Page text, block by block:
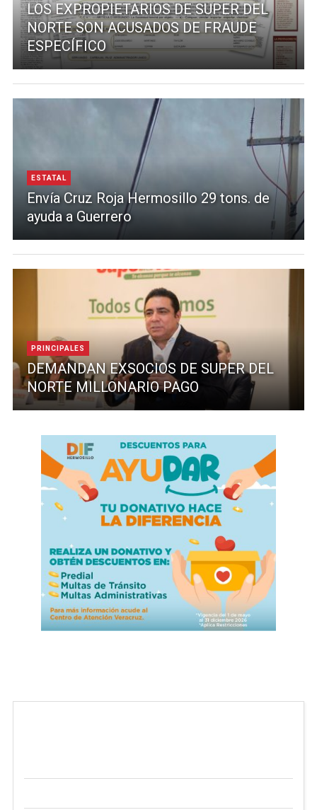
LOS EXPROPIETARIOS DE SUPER DEL
NORTE SON ACUSADOS DE FRAUDE
ESPECÍFICO
ESTATAL
Envía Cruz Roja Hermosillo 29 tons. de
ayuda a Guerrero
PRINCIPALES
DEMANDAN EXSOCIOS DE SUPER DEL
NORTE MILLONARIO PAGO